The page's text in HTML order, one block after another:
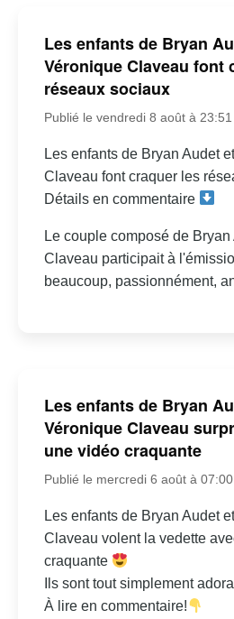
Les enfants de Bryan
Véronique Claveau font
réseaux sociaux
Publié le vendredi 8 août à 23:51
Les enfants de Bryan Audet
Claveau font craquer les
Détails en commentaire
Le couple composé de
Claveau participait à
beaucoup, passionnément,
Les enfants de Bryan
Véronique Claveau
une vidéo craquante
Publié le mercredi 6 août à 07:00
Les enfants de Bryan Audet
Claveau volent la vedette
craquante
Ils sont tout simplement
À lire en commentaire!